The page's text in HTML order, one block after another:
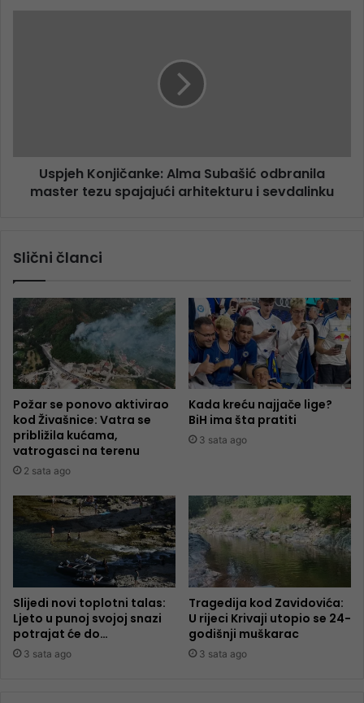
Uspjeh Konjičanke: Alma Subašić odbranila
master tezu spajajući arhitekturu i sevdalinku
Slični članci
Požar se ponovo aktivirao
kod Živašnice: Vatra se
približila kućama,
vatrogasci na terenu
2 sata ago
Kada kreću najjače lige?
BiH ima šta pratiti
3 sata ago
Slijedi novi toplotni talas:
Ljeto u punoj svojoj snazi
potrajat će do…
3 sata ago
Tragedija kod Zavidovića:
U rijeci Krivaji utopio se 24-
godišnji muškarac
3 sata ago